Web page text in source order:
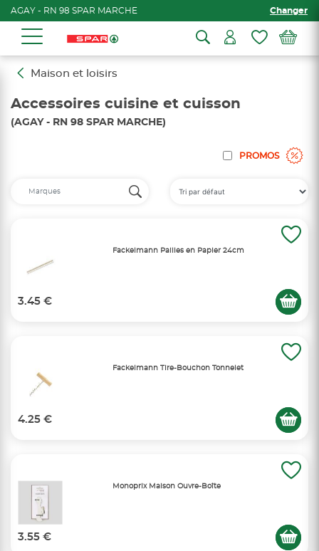
AGAY - RN 98 SPAR MARCHE Changer
Maison et loisirs
Accessoires cuisine et cuisson
(AGAY - RN 98 SPAR MARCHE)
PROMOS
Fackelmann Pailles en Papier 24cm
3.45 €
Fackelmann Tire-Bouchon Tonnelet
4.25 €
Monoprix Maison Ouvre-Boîte
3.55 €